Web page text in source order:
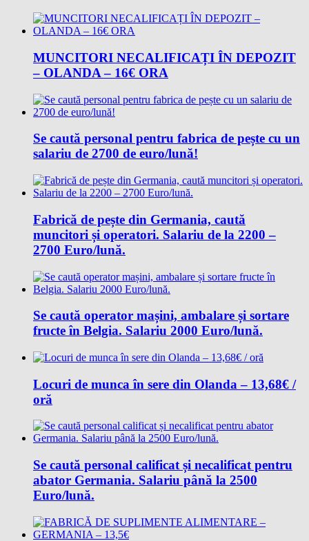
MUNCITORI NECALIFICAȚI ÎN DEPOZIT
– OLANDA – 16€ ORA
Se caută personal pentru fabrica de pește cu un
salariu de 2700 de euro/lună!
Fabrică de pește din Germania, caută
muncitori și operatori. Salariu de la 2200 –
2700 Euro/lună.
Se caută operator mașini, ambalare și sortare
fructe în Belgia. Salariu 2000 Euro/lună.
Locuri de munca în sere din Olanda – 13,68€ /
oră
Se caută personal calificat și necalificat pentru
abator Germania. Salariu până la 2500
Euro/lună.